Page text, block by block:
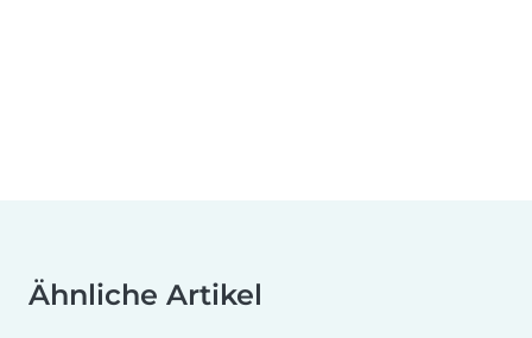
Ähnliche Artikel